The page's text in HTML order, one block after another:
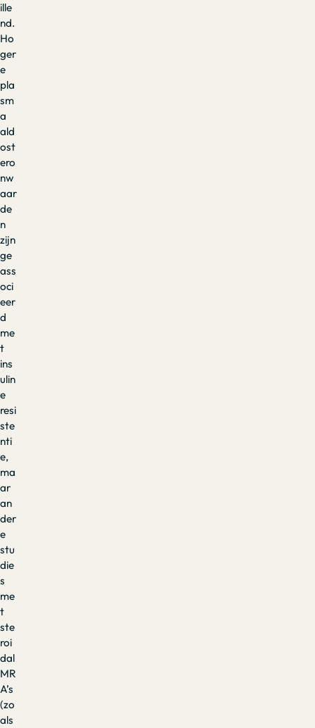
ille
nd.
Ho
ger
e
pla
sm
a
ald
ost
ero
nw
aar
de
n
zijn
ge
ass
oci
eer
d
me
t
ins
ulin
e
resi
ste
nti
e,
ma
ar
an
der
e
stu
die
s
me
t
ste
roi
dal
MR
A’s
(zo
als